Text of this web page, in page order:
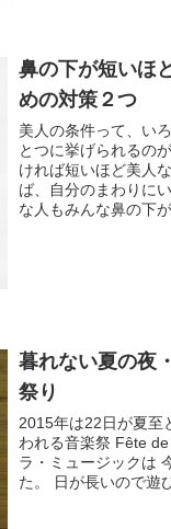
鼻の下が短いほ
めの対策２つ
美人の条件って、い
とつに挙げられるの
ければ短いほど美人
ば、自分のまわりに
な人もみんな鼻の下
暮れない夏の夜
祭り
2015年は22日が夏至
われる音楽祭 Fête
ラ・ミュージックは
た。 日が長いので遊